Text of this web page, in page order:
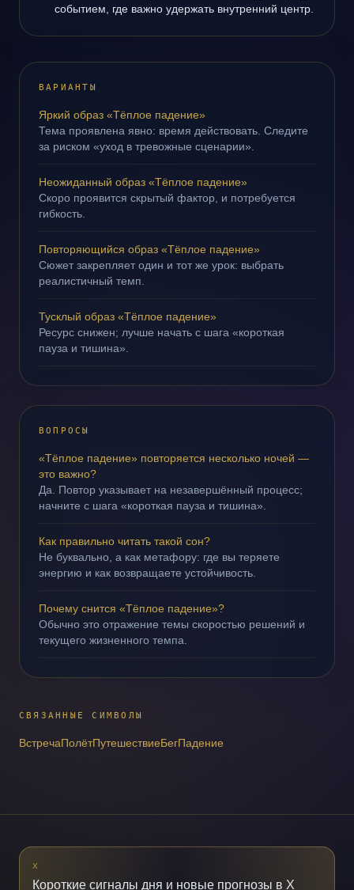
событием, где важно удержать внутренний центр.
ВАРИАНТЫ
Яркий образ «Тёплое падение»
Тема проявлена явно: время действовать. Следите
за риском «уход в тревожные сценарии».
Неожиданный образ «Тёплое падение»
Скоро проявится скрытый фактор, и потребуется
гибкость.
Повторяющийся образ «Тёплое падение»
Сюжет закрепляет один и тот же урок: выбрать
реалистичный темп.
Тусклый образ «Тёплое падение»
Ресурс снижен; лучше начать с шага «короткая
пауза и тишина».
ВОПРОСЫ
«Тёплое падение» повторяется несколько ночей —
это важно?
Да. Повтор указывает на незавершённый процесс;
начните с шага «короткая пауза и тишина».
Как правильно читать такой сон?
Не буквально, а как метафору: где вы теряете
энергию и как возвращаете устойчивость.
Почему снится «Тёплое падение»?
Обычно это отражение темы скоростью решений и
текущего жизненного темпа.
СВЯЗАННЫЕ СИМВОЛЫ
ВстречаПолётПутешествиеБегПадение
X
Короткие сигналы дня и новые прогнозы в X